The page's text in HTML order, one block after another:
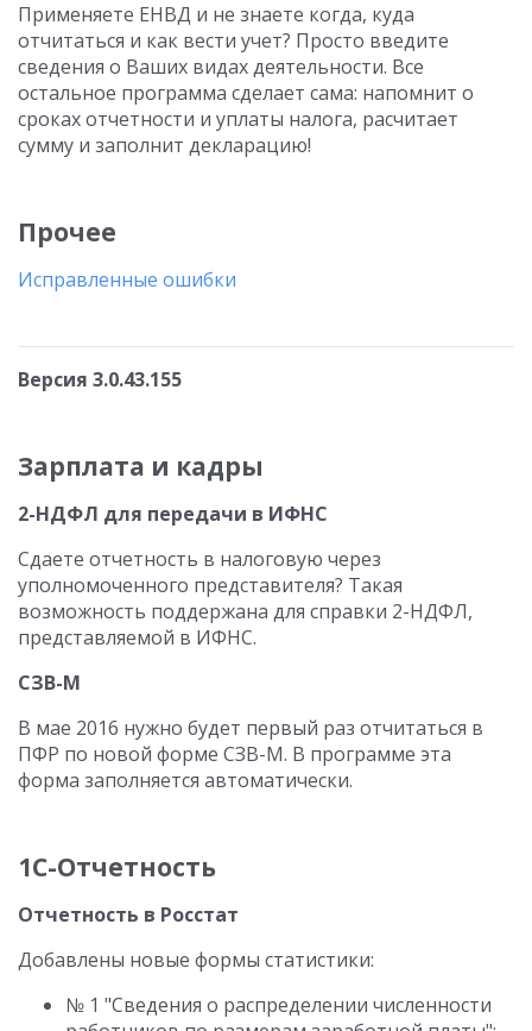
Применяете ЕНВД и не знаете когда, куда
отчитаться и как вести учет? Просто введите
сведения о Ваших видах деятельности. Все
остальное программа сделает сама: напомнит о
сроках отчетности и уплаты налога, расчитает
сумму и заполнит декларацию!
Прочее
Исправленные ошибки
Версия 3.0.43.155
Зарплата и кадры
2-НДФЛ для передачи в ИФНС
Сдаете отчетность в налоговую через
уполномоченного представителя? Такая
возможность поддержана для справки 2-НДФЛ,
представляемой в ИФНС.
СЗВ-М
В мае 2016 нужно будет первый раз отчитаться в
ПФР по новой форме СЗВ-М. В программе эта
форма заполняется автоматически.
1С-Отчетность
Отчетность в Росстат
Добавлены новые формы статистики:
№ 1 "Сведения о распределении численности